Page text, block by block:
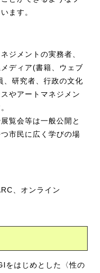
ます。
ジメントの実務者、
ディア(書籍、ウェブ
、研究者、行政の文化
やアートマネジメン
覧会等は一般公開と
市民に広く学びの場
、オンライン
をはじめとした〈性の